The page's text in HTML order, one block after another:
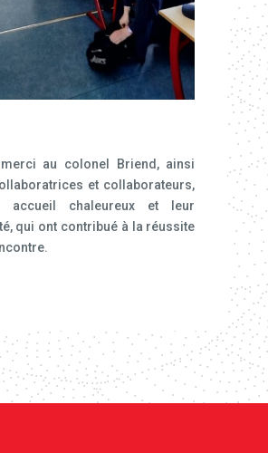
au colonel Briend, ainsi
et collaborateurs,
accueil chaleureux et leur
qui ont contribué à la réussite